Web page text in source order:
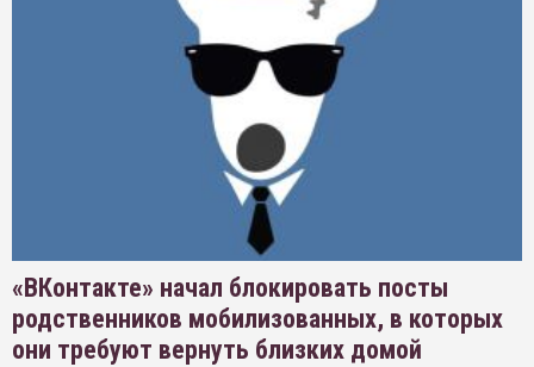
«ВКонтакте» начал блокировать посты
родственников мобилизованных, в которых
они требуют вернуть близких домой